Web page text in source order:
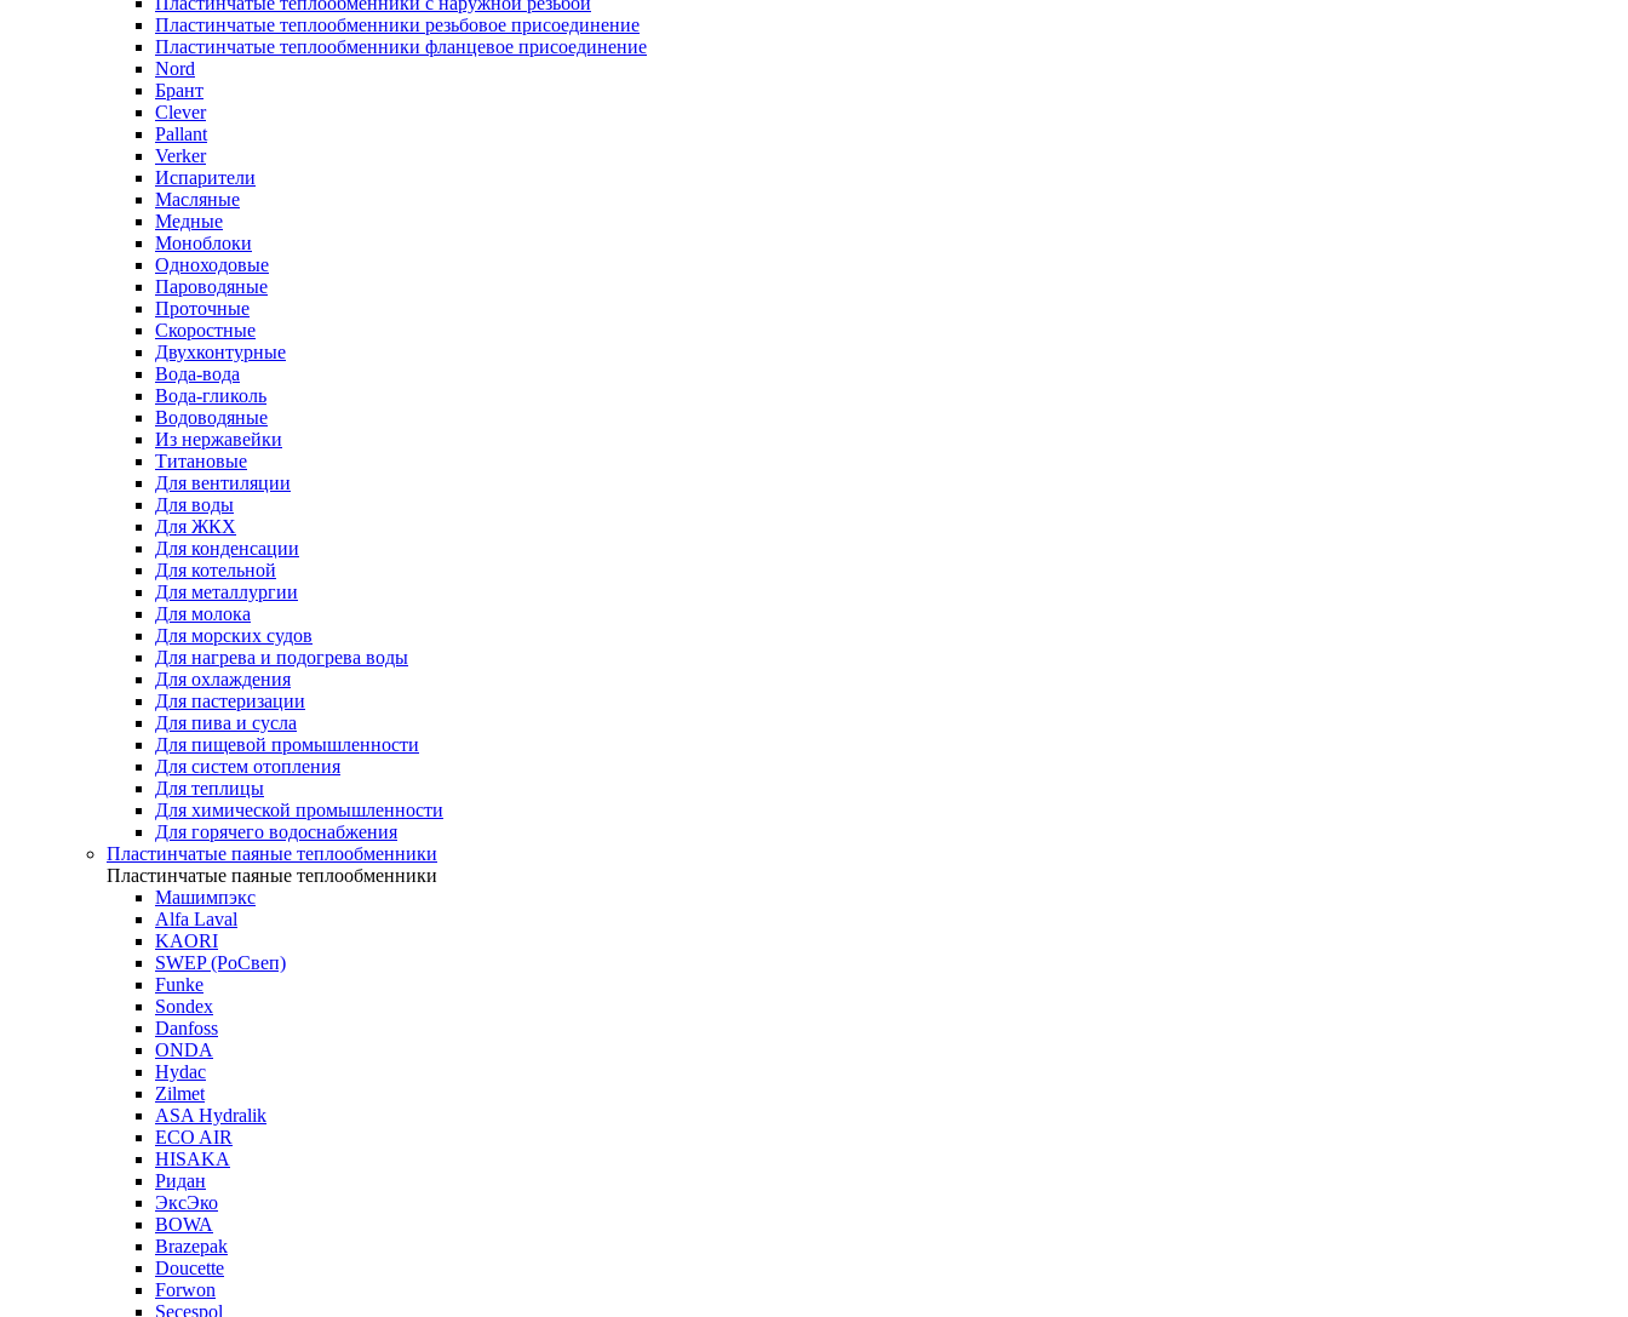
Пластинчатые теплообменники резьбовое присоединение
Пластинчатые теплообменники фланцевое присоединение
Nord
Брант
Clever
Pallant
Verker
Испарители
Масляные
Медные
Моноблоки
Одноходовые
Пароводяные
Проточные
Скоростные
Двухконтурные
Вода-вода
Вода-гликоль
Водоводяные
Из нержавейки
Титановые
Для вентиляции
Для воды
Для ЖКХ
Для конденсации
Для котельной
Для металлургии
Для молока
Для морских судов
Для нагрева и подогрева воды
Для охлаждения
Для пастеризации
Для пива и сусла
Для пищевой промышленности
Для систем отопления
Для теплицы
Для химической промышленности
Для горячего водоснабжения
Пластинчатые паяные теплообменники
Пластинчатые паяные теплообменники
Машимпэкс
Alfa Laval
KAORI
SWEP (РоСвеп)
Funke
Sondex
Danfoss
ONDA
Hydac
Zilmet
ASA Hydralik
ECO AIR
HISAKA
Ридан
ЭксЭко
BOWA
Brazepak
Doucette
Forwon
Secespol